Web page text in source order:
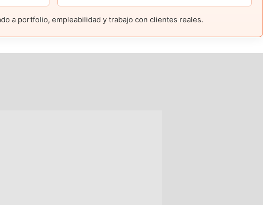
a portfolio, empleabilidad y trabajo con clientes reales.